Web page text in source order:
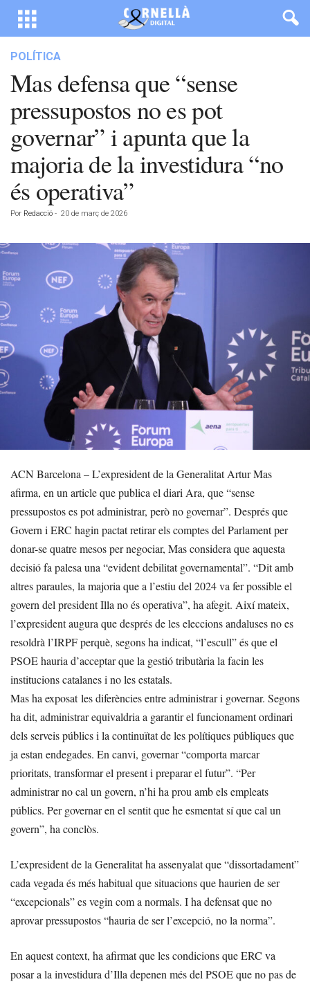
POLÍTICA
Mas defensa que “sense
pressupostos no es pot
governar” i apunta que la
majoria de la investidura “no
és operativa”
Por Redacció - 20 de març de 2026
ACN Barcelona – L’expresident de la Generalitat Artur Mas
afirma, en un article que publica el diari Ara, que “sense
pressupostos es pot administrar, però no governar”. Després que
Govern i ERC hagin pactat retirar els comptes del Parlament per
donar-se quatre mesos per negociar, Mas considera que aquesta
decisió fa palesa una “evident debilitat governamental”. “Dit amb
altres paraules, la majoria que a l’estiu del 2024 va fer possible el
govern del president Illa no és operativa”, ha afegit. Així mateix,
l’expresident augura que després de les eleccions andaluses no es
resoldrà l’IRPF perquè, segons ha indicat, “l’escull” és que el
PSOE hauria d’acceptar que la gestió tributària la facin les
institucions catalanes i no les estatals.
Mas ha exposat les diferències entre administrar i governar. Segons
ha dit, administrar equivaldria a garantir el funcionament ordinari
dels serveis públics i la continuïtat de les polítiques públiques que
ja estan endegades. En canvi, governar “comporta marcar
prioritats, transformar el present i preparar el futur”. “Per
administrar no cal un govern, n’hi ha prou amb els empleats
públics. Per governar en el sentit que he esmentat sí que cal un
govern”, ha conclòs.
L’expresident de la Generalitat ha assenyalat que “dissortadament”
cada vegada és més habitual que situacions que haurien de ser
“excepcionals” es vegin com a normals. I ha defensat que no
aprovar pressupostos “hauria de ser l’excepció, no la norma”.
En aquest context, ha afirmat que les condicions que ERC va
posar a la investidura d’Illa depenen més del PSOE que no pas de